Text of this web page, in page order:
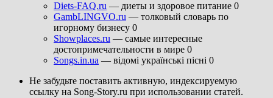
Diets-FAQ.ru — диеты и здоровое питание 0
GambLINGVO.ru — толковый словарь по
игорному бизнесу 0
Showplaces.ru — самые интересные
достопримечательности в мире 0
Songs.in.ua — відомі українські пісні 0
Не забудьте поставить активную, индексируемую
ссылку на Song-Story.ru при использовании статей.